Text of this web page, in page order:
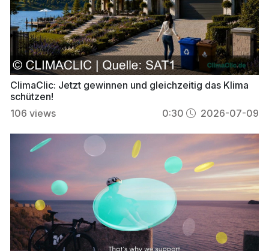
ClimaClic: Jetzt gewinnen und gleichzeitig das Klima
schützen!
106 views 0:30 2026-07-09